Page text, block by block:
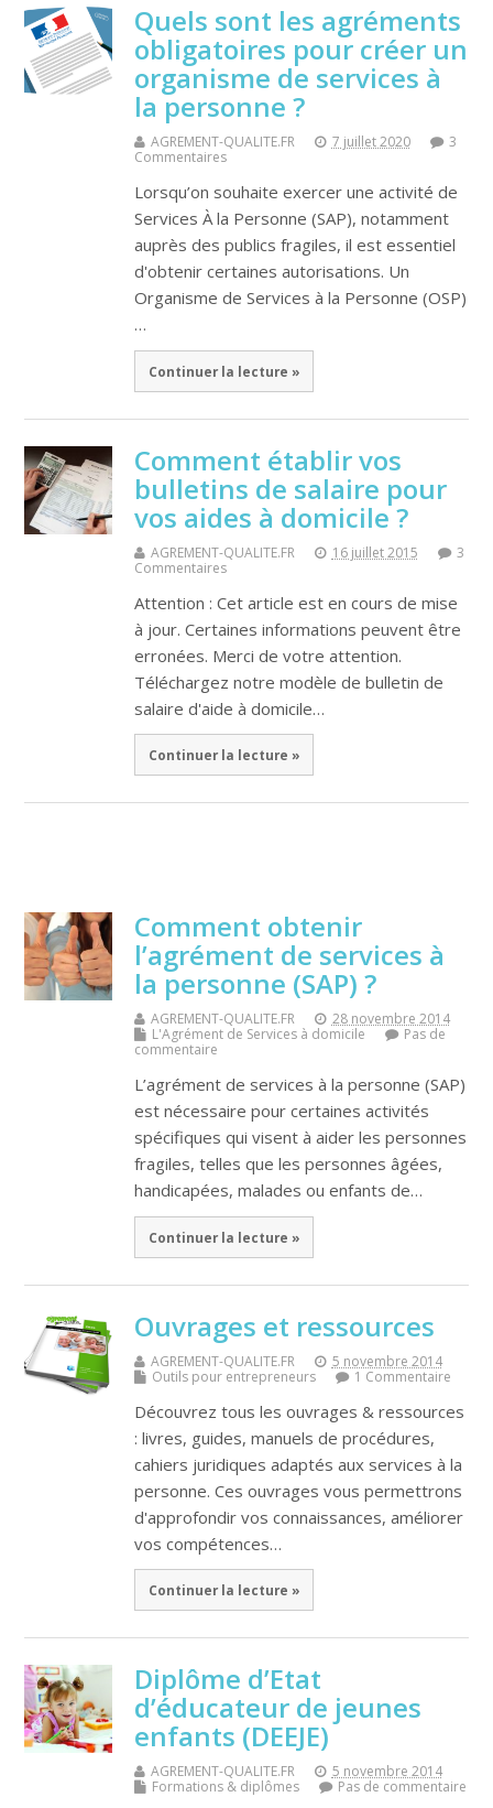
Quels sont les agréments
obligatoires pour créer un
organisme de services à
la personne ?
AGREMENT-QUALITE.FR 7 juillet 2020
3
Commentaires
Lorsqu’on souhaite exercer une activité de
Services À la Personne (SAP), notamment
auprès des publics fragiles, il est essentiel
d'obtenir certaines autorisations. Un
Organisme de Services à la Personne (OSP)
…
Continuer la lecture »
Comment établir vos
bulletins de salaire pour
vos aides à domicile ?
AGREMENT-QUALITE.FR 16 juillet 2015
3
Commentaires
Attention : Cet article est en cours de mise
à jour. Certaines informations peuvent être
erronées. Merci de votre attention.
Téléchargez notre modèle de bulletin de
salaire d'aide à domicile…
Continuer la lecture »
Comment obtenir
l’agrément de services à
la personne (SAP) ?
AGREMENT-QUALITE.FR
28 novembre 2014
L'Agrément de Services à domicile
Pas de
commentaire
L’agrément de services à la personne (SAP)
est nécessaire pour certaines activités
spécifiques qui visent à aider les personnes
fragiles, telles que les personnes âgées,
handicapées, malades ou enfants de…
Continuer la lecture »
Ouvrages et ressources
AGREMENT-QUALITE.FR
5 novembre 2014
Outils pour entrepreneurs
1 Commentaire
Découvrez tous les ouvrages & ressources
: livres, guides, manuels de procédures,
cahiers juridiques adaptés aux services à la
personne. Ces ouvrages vous permettrons
d'approfondir vos connaissances, améliorer
vos compétences…
Continuer la lecture »
Diplôme d’Etat
d’éducateur de jeunes
enfants (DEEJE)
AGREMENT-QUALITE.FR
5 novembre 2014
Formations & diplômes
Pas de commentaire